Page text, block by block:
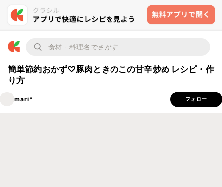
簡単節約おかず♡豚肉ときのこの甘辛炒め レシピ・作
り方
mari* フォロー